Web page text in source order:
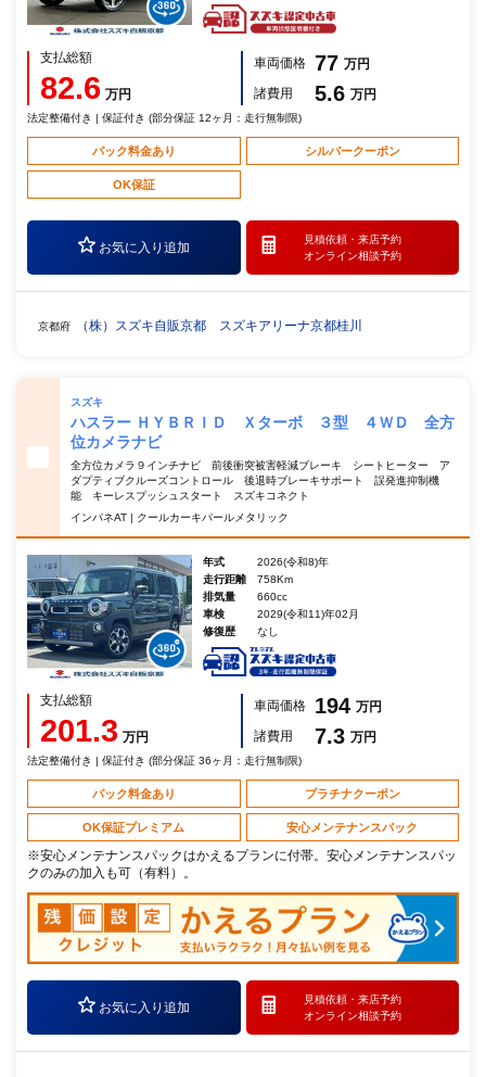
支払総額
82.6 万円
車両価格 77 万円
諸費用
5.6 万円
法定整備付き | 保証付き (部分保証 12ヶ月：走行無制限)
パック料金あり シルバークーポン
OK保証
お気に入り追加
見積依頼・ 来店予約
オンライン相談予約
京都府 （株）スズキ自販京都 スズキアリーナ京都桂川
スズキ
ハスラー ＨＹＢＲＩＤ Ｘターボ ３型 ４ＷＤ 全方
位カメラナビ
全方位カメラ９インチナビ 前後衝突被害軽減ブレーキ シートヒーター ア
ダプティブクルーズコントロール 後退時ブレーキサポート 誤発進抑制機
能 キーレスプッシュスタート スズキコネクト
インパネAT | クールカーキパールメタリック
年式
2026(令和8)年
走行距離
758Km
排気量
660cc
車検
2029(令和11)年02月
修復歴
なし
支払総額
201.3 万円
車両価格 194 万円
諸費用
7.3 万円
法定整備付き | 保証付き (部分保証 36ヶ月：走行無制限)
パック料金あり プラチナクーポン
OK保証プレミアム 安心メンテナンスパック
※安心メンテナンスパックはかえるプランに付帯。安心メンテナンスパッ
クのみの加入も可（有料）。
お気に入り追加
見積依頼・ 来店予約
オンライン相談予約